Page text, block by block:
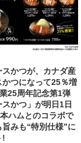
スかつが、カナダ産
かつになって25％増
25周年記念第1弾
スかつ」が明日1日
ハムとのコラボで
みも“特別仕様”に
!